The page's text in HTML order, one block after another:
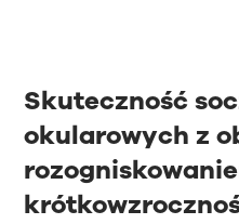
Skuteczność
okularowych z